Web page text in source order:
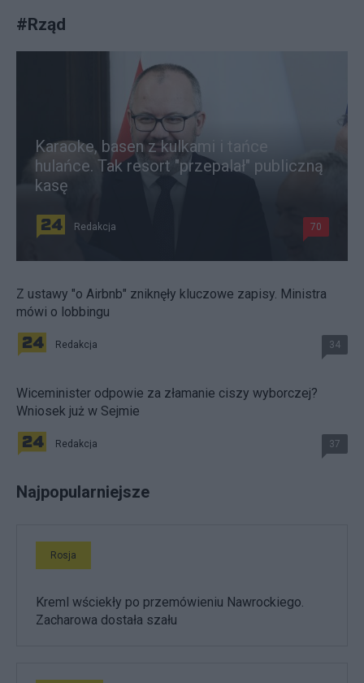
#Rząd
Karaoke, basen z kulkami i tańce
hulańce. Tak resort "przepalał" publiczną
kasę
Redakcja 70
Z ustawy "o Airbnb" zniknęły kluczowe zapisy. Ministra
mówi o lobbingu
Redakcja 34
Wiceminister odpowie za złamanie ciszy wyborczej?
Wniosek już w Sejmie
Redakcja 37
Najpopularniejsze
Rosja
Kreml wściekły po przemówieniu Nawrockiego.
Zacharowa dostała szału